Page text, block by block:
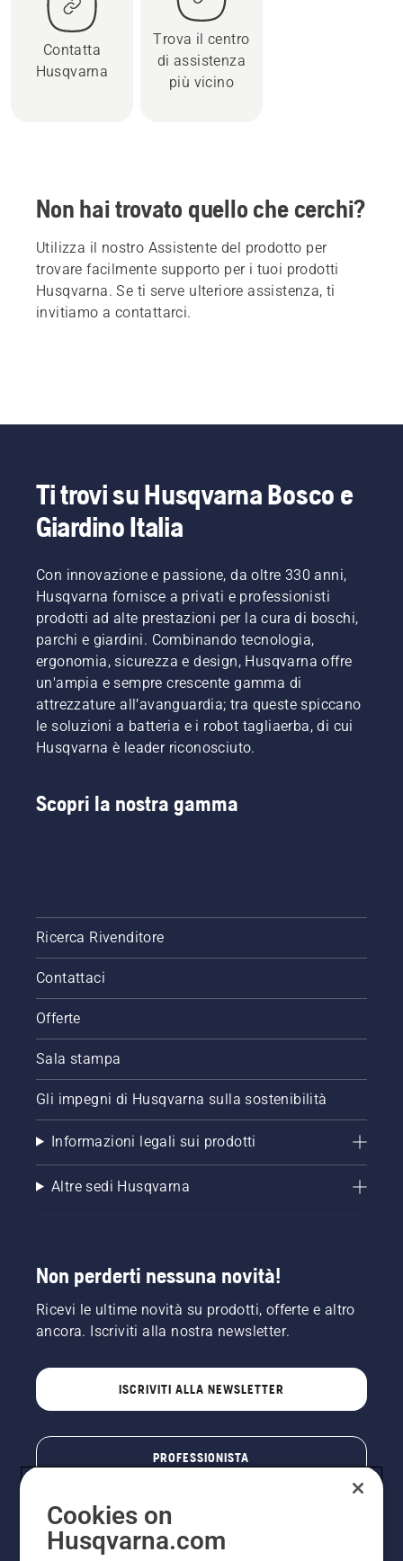
Contatta
Husqvarna
Trova il centro
di assistenza
più vicino
Non hai trovato quello che cerchi?
Utilizza il nostro Assistente del prodotto per
trovare facilmente supporto per i tuoi prodotti
Husqvarna. Se ti serve ulteriore assistenza, ti
invitiamo a contattarci.
Ti trovi su Husqvarna Bosco e
Giardino Italia
Con innovazione e passione, da oltre 330 anni,
Husqvarna fornisce a privati e professionisti
prodotti ad alte prestazioni per la cura di boschi,
parchi e giardini. Combinando tecnologia,
ergonomia, sicurezza e design, Husqvarna offre
un'ampia e sempre crescente gamma di
attrezzature all’avanguardia; tra queste spiccano
le soluzioni a batteria e i robot tagliaerba, di cui
Husqvarna è leader riconosciuto.
Scopri la nostra gamma
Ricerca Rivenditore
Contattaci
Offerte
Sala stampa
Gli impegni di Husqvarna sulla sostenibilità
Informazioni legali sui prodotti
Altre sedi Husqvarna
Non perderti nessuna novità!
Ricevi le ultime novità su prodotti, offerte e altro
ancora. Iscriviti alla nostra newsletter.
ISCRIVITI ALLA NEWSLETTER
PROFESSIONISTA
Cookies on
Husqvarna.com